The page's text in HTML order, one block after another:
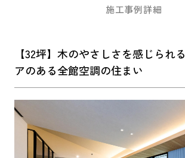
施工事例詳細
【32坪】木のやさしさを感じられ
アのある全館空調の住まい